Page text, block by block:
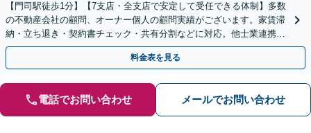
【門司駅徒歩1分】【7支店・全支店で安定して受任できる体制】多数
の不動産会社の顧問、オーナー個人の顧問実績がございます。家賃滞
納・立ち退き・契約書チェック・共有分割などに対応。他士業連携の
トータルサポート
料金表を見る
電話でお問い合わせ メールでお問い合わせ